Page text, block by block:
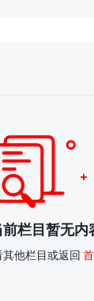
栏目暂无内
其他栏目或返回